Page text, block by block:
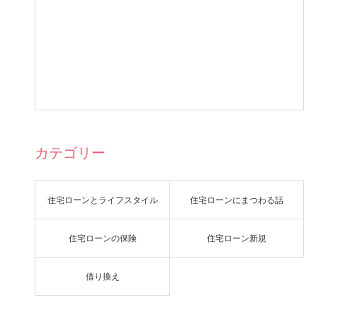
カテゴリー
住宅ローンとライフスタイル 住宅ローンにまつわる話
住宅ローンの保険 住宅ローン新規
借り換え